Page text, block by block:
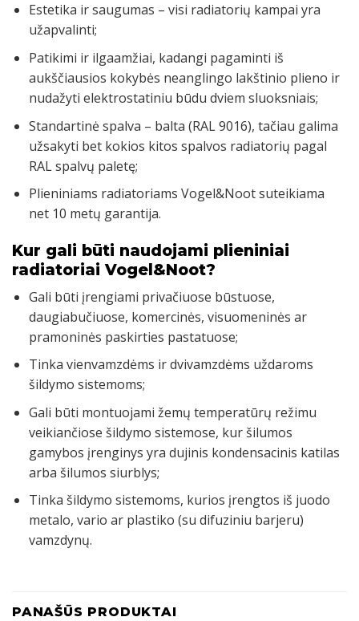
Estetika ir saugumas – visi radiatorių kampai yra
užapvalinti;
Patikimi ir ilgaamžiai, kadangi pagaminti iš
aukščiausios kokybės neanglingo lakštinio plieno ir
nudažyti elektrostatiniu būdu dviem sluoksniais;
Standartinė spalva – balta (RAL 9016), tačiau galima
užsakyti bet kokios kitos spalvos radiatorių pagal
RAL spalvų paletę;
Plieniniams radiatoriams Vogel&Noot suteikiama
net 10 metų garantija.
Kur gali būti naudojami plieniniai
radiatoriai Vogel&Noot?
Gali būti įrengiami privačiuose būstuose,
daugiabučiuose, komercinės, visuomeninės ar
pramoninės paskirties pastatuose;
Tinka vienvamzdėms ir dvivamzdėms uždaroms
šildymo sistemoms;
Gali būti montuojami žemų temperatūrų režimu
veikiančiose šildymo sistemose, kur šilumos
gamybos įrenginys yra dujinis kondensacinis katilas
arba šilumos siurblys;
Tinka šildymo sistemoms, kurios įrengtos iš juodo
metalo, vario ar plastiko (su difuziniu barjeru)
vamzdynų.
PANAŠŪS PRODUKTAI